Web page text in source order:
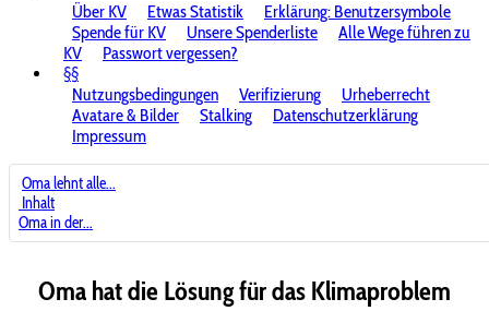
Über KV
Etwas Statistik
Erklärung: Benutzersymbole
Spende für KV
Unsere Spenderliste
Alle Wege führen zu
KV
Passwort vergessen?
§§
Nutzungsbedingungen
Verifizierung
Urheberrecht
Avatare & Bilder
Stalking
Datenschutzerklärung
Impressum
Oma lehnt alle...
Inhalt
Oma in der...
Oma hat die Lösung für das Klimaproblem